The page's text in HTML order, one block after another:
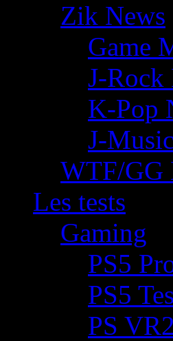
Zik News
Game
J-Rock
K-Pop
J-
WTF/GG
Les tests
Gaming
PS5
PS5
PS